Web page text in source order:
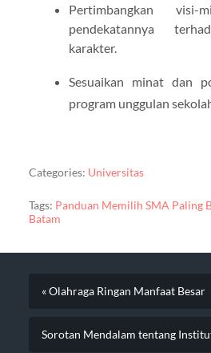
Pertimbangkan
pendekatannya
karakter.
Sesuaikan minat dan
program unggulan
Categories: Universitas
Tags: Panduan Memilih SMA Paling
Batam
« Olahraga Ringan Manfaat Besar
Sorotan Mendalam tentang